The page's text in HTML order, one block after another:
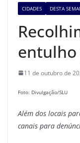
CIDADES DESTA
entulho
11 de outubro de
Foto: Divulgação/SLU
Além dos locais
canais para